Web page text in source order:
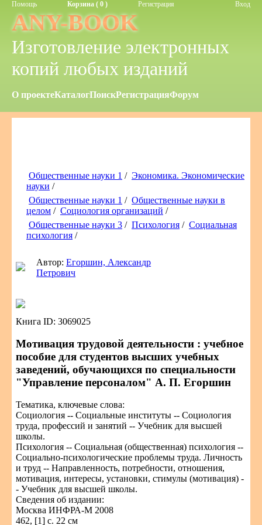
Помощь Корзина ( 0 ) Регистрация Вход
ANY-BOOK
Изготовление электронных
копий любых изданий
О проектеКаталогПоискРегистрацияФорум
Общественные науки 1 / Экономика. Экономические
науки /
Общественные науки 1 / Общественные науки в
целом / Социология организаций /
Общественные науки 3 / Психология / Социальная
психология /
Автор:Егоршин, Александр
Петрович
Книга ID: 3069025
Мотивация трудовой деятельности : учебное
пособие для студентов высших учебных
заведений, обучающихся по специальности
"Управление персоналом" А. П. Егоршин
Тематика, ключевые слова:
Социология -- Социальные институты -- Социология
труда, профессий и занятий -- Учебник для высшей
школы.
Психология -- Социальная (общественная) психология --
Социально-психологические проблемы труда. Личность
и труд -- Направленность, потребности, отношения,
мотивация, интересы, установки, стимулы (мотивация) -
- Учебник для высшей школы.
Сведения об издании:
Москва ИНФРА-М 2008
462, [1] с. 22 см